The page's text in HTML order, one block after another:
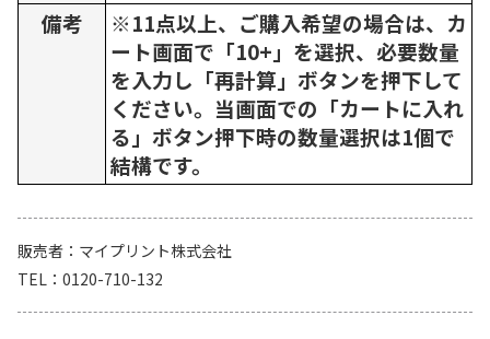
備考
※11点以上、ご購入希望の場合は、カ
ート画面で「10+」を選択、必要数量
を入力し「再計算」ボタンを押下して
ください。当画面での「カートに入れ
る」ボタン押下時の数量選択は1個で
結構です。
販売者
マイプリント株式会社
TEL
0120-710-132